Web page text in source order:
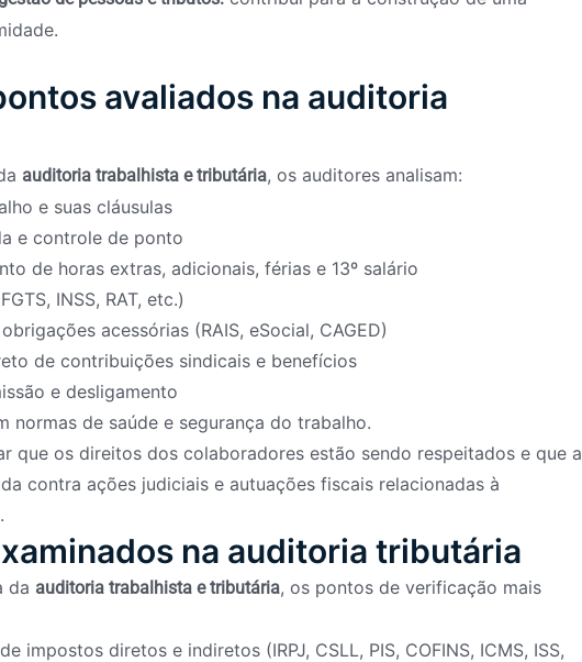
avaliados na auditoria
auditoria trabalhista e tributária, os auditores analisam:
e suas cláusulas
e controle de ponto
de horas extras, adicionais, férias e 13º salário
INSS, RAT, etc.)
acessórias (RAIS, eSocial, CAGED)
de contribuições sindicais e benefícios
e desligamento
normas de saúde e segurança do trabalho.
que os direitos dos colaboradores estão sendo respeitados e que a
contra ações judiciais e autuações fiscais relacionadas à
na auditoria tributária
da auditoria trabalhista e tributária, os pontos de verificação mais
impostos diretos e indiretos (IRPJ, CSLL, PIS, COFINS, ICMS, ISS,